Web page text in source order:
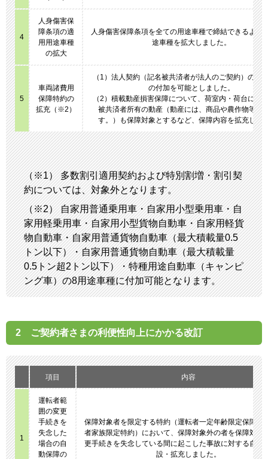
4
人身傷害保
障条項の適
用用途車種
の拡大
人身傷害保障条項を全ての用途車種で締結できるよう
途車種を拡大しました。
5
車両諸費用
保障特約の
拡充（※2）
（1）法人契約（記名被共済者が法人のご契約）の場
の付加を可能としました。
（2）積載動産損害保障について、荷室内・荷台に収
被共済者所有の動産（動産には、商品や農作物等も
す。）も保障対象とするなど、保障内容を拡充しま
（※1） 多数割引適用契約および特別割増・割引契
約については、対象外となります。
（※2） 自家用普通乗用車・自家用小型乗用車・自
家用軽乗用車・自家用小型貨物自動車・自家用軽貨
物自動車・自家用普通貨物自動車（最大積載量0.5
トン以下）・自家用普通貨物自動車（最大積載量
0.5トン超2トン以下）・特種用途自動車（キャンピ
ング車）の8用途車種に付加可能となります。
2 ご契約者さまの利便性向上にかかる改訂
項目 内容
1
運転者範
囲の変更
手続きを
失念した
場合の自
動保障の
保障対象者を限定する特約（運転者一定年齢限定保障特
者家族限定特約）において、保障対象外の者を保障対象
更手続きを失念している間に起こした事故に対する自動
設・拡充しました。